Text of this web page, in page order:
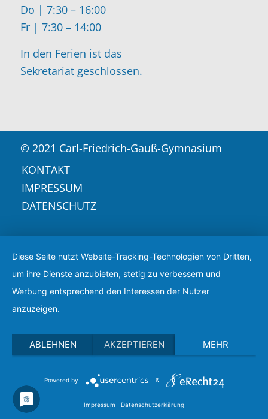
Do | 7:30 – 16:00
Fr | 7:30 – 14:00
In den Ferien ist das
Sekretariat geschlossen.
© 2021 Carl-Friedrich-Gauß-Gymnasium
KONTAKT
IMPRESSUM
DATENSCHUTZ
Diese Seite nutzt Website-Tracking-Technologien von Dritten,
um ihre Dienste anzubieten, stetig zu verbessern und
Werbung entsprechend den Interessen der Nutzer
anzuzeigen.
ABLEHNEN AKZEPTIEREN MEHR
Powered by &
Impressum Datenschutzerklärung